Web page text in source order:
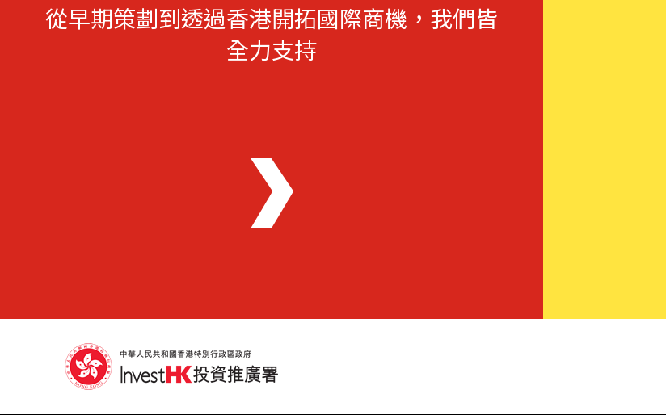
從早期策劃到透過香港開拓國際商機，我們皆
全力支持